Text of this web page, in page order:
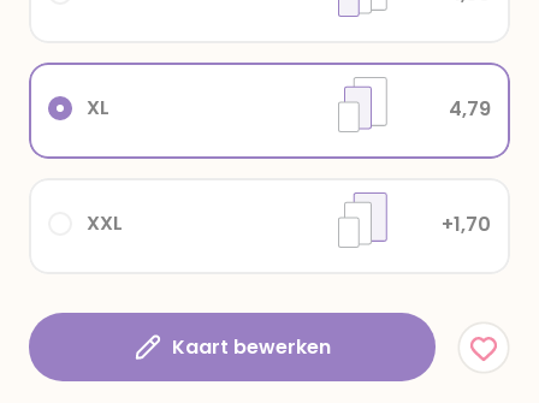
XXL +1,70
XL 4,79
Kaart bewerken